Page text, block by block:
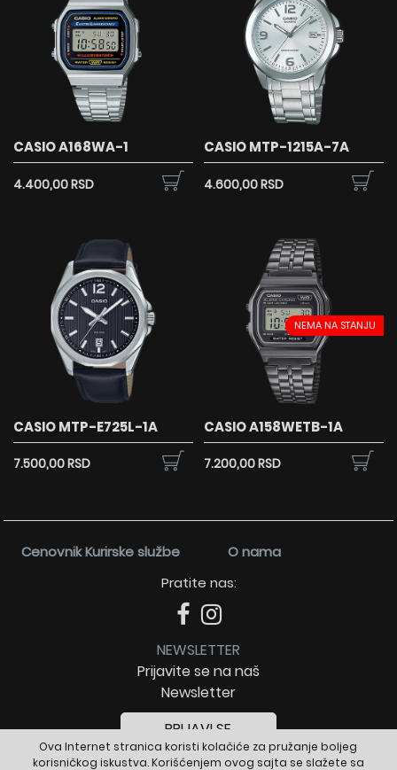
Ova Internet stranica koristi kolačiće za pružanje boljeg
korisničkog iskustva. Korišćenjem ovog sajta se slažete sa
CASIO A168WA-1
4.400,00 RSD
CASIO MTP-1215A-7A
4.600,00 RSD
CASIO MTP-E725L-1A
7.500,00 RSD
NEMA NA STANJU
CASIO A158WETB-1A
7.200,00 RSD
Cenovnik Kurirske službe
O nama
Pratite nas:
NEWSLETTER
Prijavite se na naš
Newsletter
PRIJAVI SE